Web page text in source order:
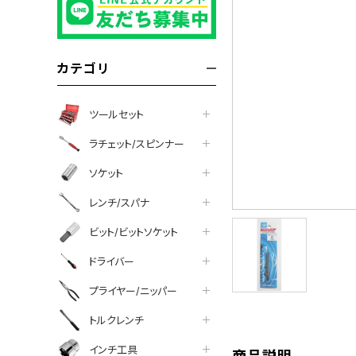
カテゴリ
ツールセット
ラチェット/スピンナー
ソケット
レンチ/スパナ
ビット/ビットソケット
ドライバー
プライヤー/ニッパー
トルクレンチ
インチ工具
facebook
line